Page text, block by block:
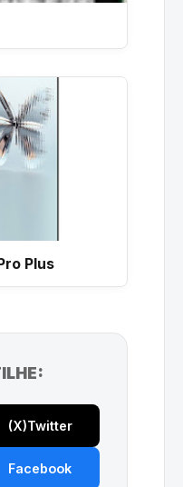
Plus
(X)Twitter
Facebook